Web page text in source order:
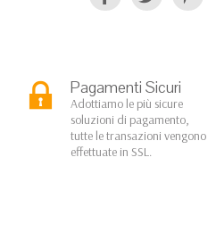
Pagamenti Sicuri
Adottiamo le più sicure
soluzioni di pagamento,
tutte le transazioni vengono
effettuate in SSL.